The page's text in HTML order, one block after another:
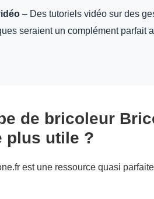
– Des tutoriels vidéo sur des
seraient un complément parfait
de bricoleur
plus utile ?
est une ressource quasi